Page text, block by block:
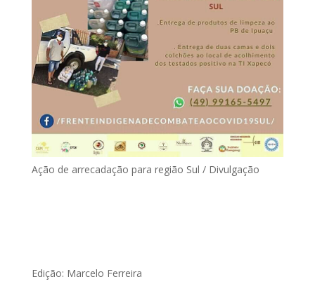
Ação de arrecadação para região Sul / Divulgação
Edição: Marcelo Ferreira